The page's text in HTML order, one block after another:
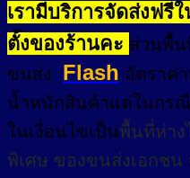
เรามีบริการจัดส่งฟรี
ตั้งของร้านคะ ส่วนพื้น
ขนส่ง Flash อัตราค่
น้ำหนักสินค้าแต่ในกร
ในเงื่อนไขเป็นพื้นที่ห่าง
พิเศษ ของขนส่งเอกชน